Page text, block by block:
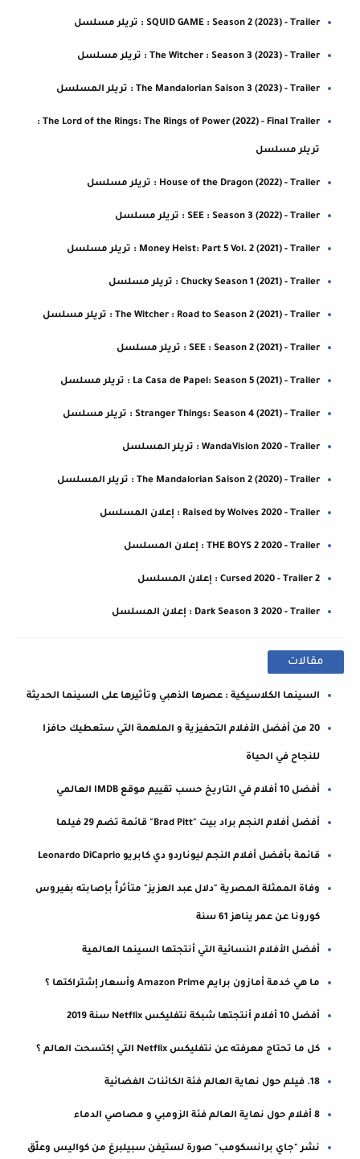
SQUID GAME : Season 2 (2023) - Trailer : تريلر مسلسل
The Witcher : Season 3 (2023) - Trailer : تريلر مسلسل
The Mandalorian Saison 3 (2023) - Trailer : تريلر المسلسل
The Lord of the Rings: The Rings of Power (2022) - Final Trailer :
تريلر مسلسل
House of the Dragon (2022) - Trailer : تريلر مسلسل
SEE : Season 3 (2022) - Trailer : تريلر مسلسل
Money Heist: Part 5 Vol. 2 (2021) - Trailer : تريلر مسلسل
Chucky Season 1 (2021) - Trailer : تريلر مسلسل
The Witcher : Road to Season 2 (2021) - Trailer : تريلر مسلسل
SEE : Season 2 (2021) - Trailer : تريلر مسلسل
La Casa de Papel: Season 5 (2021) - Trailer : تريلر مسلسل
Stranger Things: Season 4 (2021) - Trailer : تريلر مسلسل
WandaVision 2020 - Trailer : تريلر المسلسل
The Mandalorian Saison 2 (2020) - Trailer : تريلر المسلسل
Raised by Wolves 2020 - Trailer : إعلان المسلسل
THE BOYS 2 2020 - Trailer : إعلان المسلسل
Cursed 2020 - Trailer 2 : إعلان المسلسل
Dark Season 3 2020 - Trailer : إعلان المسلسل
مقالات
السينما الكلاسيكية : عصرها الذهبي وتأثيرها على السينما الحديثة
20 من أفضل الأفلام التحفيزية و الملهمة التي ستعطيك حافزا
للنجاح في الحياة
أفضل 10 أفلام في التاريخ حسب تقييم موقع IMDB العالمي
أفضل أفلام النجم براد بيت "Brad Pitt" قائمة تضم 29 فيلما
قائمة بأفضل أفلام النجم ليوناردو دي كابريو Leonardo DiCaprio
وفاة الممثلة المصرية "دلال عبد العزيز" متأثراً بإصابته بفيروس
كورونا عن عمر يناهز 61 سنة
أفضل الأفلام النسائية التي أنتجتها السينما العالمية
ما هي خدمة أمازون برايم Amazon Prime وأسعار إشتراكتها ؟
أفضل 10 أفلام أنتجتها شبكة نتفليكس Netflix سنة 2019
كل ما تحتاج معرفته عن نتفليكس Netflix التي إكتسحت العالم ؟
18. فيلم حول نهاية العالم فئة الكائنات الفضائية
8 أفلام حول نهاية العالم فئة الزومبي و مصاصي الدماء
نشر "جاي برانسكومب" صورة لستيفن سبيلبرغ من كواليس وعلّق